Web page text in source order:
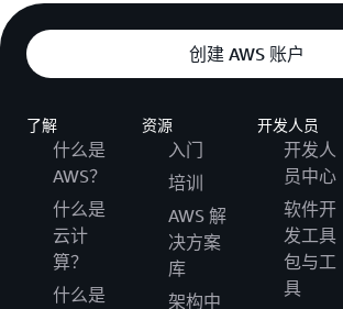
创建 AWS 账户
了解
什么是
AWS？
什么是
云计
算？
什么是
资源
入门
培训
AWS 解
决方案
库
架构中
开发人员
开发人
员中心
软件开
发工具
包与工
具